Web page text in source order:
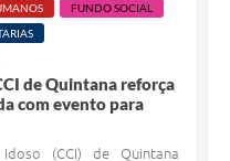
FUNDO SOCIAL
de Quintana reforça
com evento para
(CCI) de Quintana